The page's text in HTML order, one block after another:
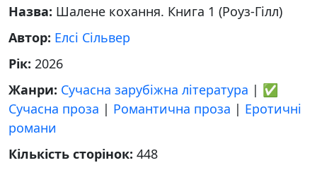
Назва: Шалене кохання. Книга 1 (Роуз-Гілл)
Автор: Елсі Сільвер
Рік: 2026
Жанри: Сучасна зарубіжна література | ✅
Сучасна проза | Романтична проза | Еротичні
романи
Кількість сторінок: 448